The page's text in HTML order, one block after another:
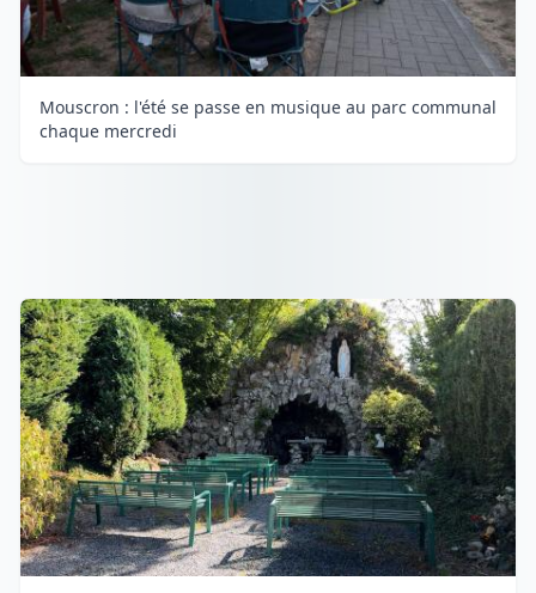
Mouscron : l'été se passe en musique au parc communal
chaque mercredi